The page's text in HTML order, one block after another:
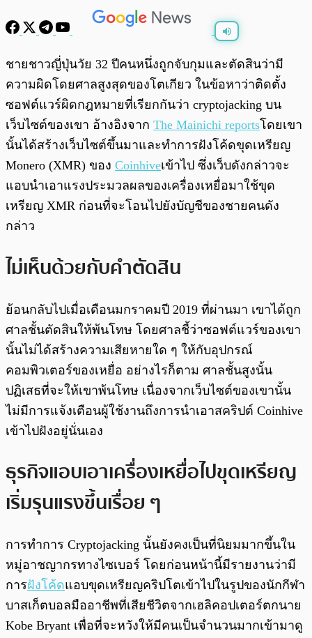
พร้อมเล่น 0:00 0:00
ชายชาวญี่ปุ่นวัย 32 ปีคนหนึ่งถูกจับกุมและตัดสินว่ามี
ความผิดโดยศาลสูงสุดของโตเกียว ในข้อหาว่าติดตั้ง
ซอฟต์แวร์ผิดกฎหมายที่เรียกกันว่า cryptojacking บน
เว็บไซต์ของเขา อ้างอิงจาก The Mainichi reportsโดยเขา
นั้นได้สร้างเว็บไซต์ขึ้นมาและทำการฝังโค้ดขุดเหรียญ
Monero (XMR) ของ Coinhiveเข้าไป ซึ่งเว็บดังกล่าวจะ
แอบนำเอาแรงประมวลผลของเครื่องเหยื่อมาใช้ขุด
เหรียญ XMR ก่อนที่จะโอนไปยังบัญชีของชายคนดัง
กล่าว
ไม่เห็นด้วยกับคำตัดสิน
ย้อนกลับไปเมื่อเดือนมกราคมปี 2019 ที่ผ่านมา เขาได้ถูก
ศาลชั้นตัดสินให้พ้นโทษ โดยศาลชี้ว่าซอฟต์แวร์ของเขา
นั้นไม่ได้สร้างความเสียหายใด ๆ ให้กับอุปกรณ์
คอมพิวเตอร์ของเหยื่อ อย่างไรก็ตาม ศาลชั้นสูงนั้น
ปฏิเสธที่จะให้เขาพ้นโทษ เนื่องจากเว็บไซต์ของเขานั้น
ไม่มีการแจ้งเตือนผู้ใช้งานถึงการนำเอาสคริปต์ Coinhive
เข้าไปฝังอยู่นั่นเอง
ธุรกิจแอบเอาเครื่องเหยื่อไปขุดเหรียญ
เริ่มรุนแรงขึ้นเรื่อย ๆ
การทำการ Cryptojacking นั้นยังคงเป็นที่นิยมมากขึ้นใน
หมู่อาชญากรทางไซเบอร์ โดยก่อนหน้านี้มีรายงานว่ามี
การฝังโค้ดแอบขุดเหรียญคริปโตเข้าไปในรูปของนักกีฬา
บาสเก็ตบอลมืออาชีพที่เสียชีวิตจากเฮลิคอปเตอร์ตกนาย
Kobe Bryant เพื่อที่จะหวังให้มีคนเป็นจำนวนมากเข้ามาดู